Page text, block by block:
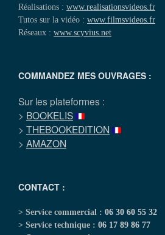
Réalisations : www.realisationsvideos.fr
Tutos sur la vidéo : www.filmsvideos.fr
Réseaux : www.scyvius.net
COMMANDEZ MES OUVRAGES :
Sur les plateformes :
> BOOKELIS
> THEBOOKEDITION
> AMAZON
CONTACT :
> Service commercial : 06 30 60 55 32
> Service technique : 06 17 89 86 77